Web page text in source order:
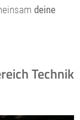
deine
Technik